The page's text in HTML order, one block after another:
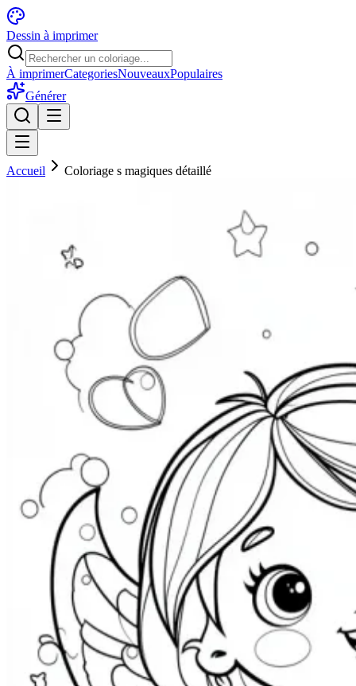
Dessin à imprimer
À imprimerCategoriesNouveauxPopulaires
Générer
Accueil Coloriage s magiques détaillé